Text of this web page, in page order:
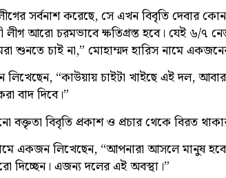
সর্বনাশ করেছে, সে এখন বিবৃতি দেবার
লীগ আরো চরমভাবে ক্ষতিগ্রস্ত হবে। যেই ৬/৭
শুনতে চাই না,” মোহাম্মদ হারিস নামে
“কাউয়ায় চাইটা খাইছে এই দল,
বাদ দিবে।”
বক্তৃতা বিবৃতি প্রকাশ ও প্রচার থেকে বিরত
একজন লিখেছেন, “আপনারা আসলে মানুষ
দিচ্ছেন। এজন্য দলের এই অবস্থা।”